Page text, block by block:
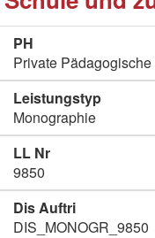
PH
Private
Leistungstyp
Monographie
LL Nr
9850
Dis Auftri
DIS_MONOGR_9850